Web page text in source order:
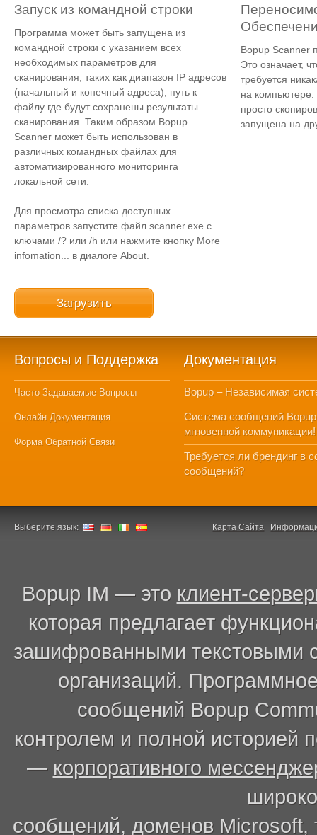
Запуск из командной строки
Программа может быть запущена из
командной строки с указанием всех
необходимых параметров для
сканирования, таких как диапазон IP адресов
(начальный и конечный адреса), путь к
файлу где будут сохранены результаты
сканирования. Таким образом Bopup
Scanner может быть использован в
различных командных файлах для
автоматизированного мониторинга
локальной сети.
Для просмотра списка доступных
параметров запустите файл scanner.exe с
ключами /? или /h или нажмите кнопку More
infomation... в диалоге About.
Bopup Scanner
Это означает,
требуется
на
просто
запущена на
Загрузить
Вопросы и Поддержка
Часто Задаваемые Вопросы
Онлайн Документация
Форма Обратной Связи
Документация
Bopup – Независимая
Система сообщений
мгновенной коммуникации!
Требуется ли брендинг в
сообщений?
Выберите язык: Карта Сайта
Bopup IM — это клиент-
которая предлагает
зашифрованными текстовыми
организаций.
сообщений Bopup
контролем и полной историей
— корпоративного
сообщений, доменов Microsoft,